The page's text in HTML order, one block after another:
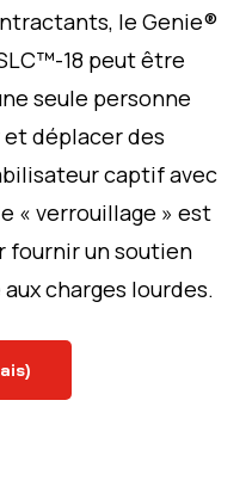
le Genie®
18 peut être
seule personne
et déplacer des
captif avec
« verrouillage » est
fournir un soutien
charges lourdes.